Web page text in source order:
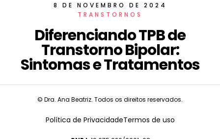
8 DE NOVEMBRO DE 2024
TRANSTORNOS
Diferenciando TPB de
Transtorno Bipolar:
Sintomas e Tratamentos
© Dra. Ana Beatriz. Todos os direitos reservados.
Política de PrivacidadeTermos de uso